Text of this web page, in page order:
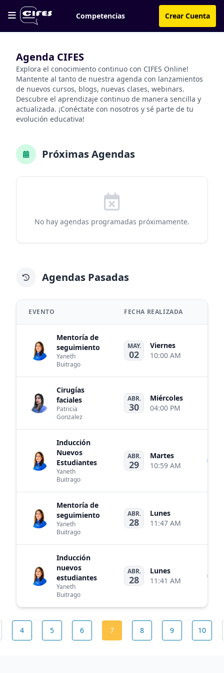
Competencias Crear Cuenta
Agenda CIFES
Explora el conocimiento continuo con CIFES Online!
Mantente al tanto de nuestra agenda con lanzamientos
de nuevos cursos, blogs, nuevas clases, webinars.
Descubre el aprendizaje continuo de manera sencilla y
actualizada. ¡Conéctate con nosotros y sé parte de tu
evolución educativa!
Próximas Agendas
No hay agendas programadas próximamente.
Agendas Pasadas
EVENTO FECHA REALIZADA
Mentoría de
seguimiento
Yaneth
Buitrago
MAY.
02
Viernes
10:00 AM
Cirugías
faciales
Patricia
Gonzalez
ABR.
30
Miércoles
04:00 PM
Inducción
Nuevos
Estudiantes
Yaneth
Buitrago
ABR.
29
Martes
10:59 AM
Mentoría de
seguimiento
Yaneth
Buitrago
ABR.
28
Lunes
11:47 AM
Inducción
nuevos
estudiantes
Yaneth
Buitrago
ABR.
28
Lunes
11:41 AM
4 5 6 7 8 9 10